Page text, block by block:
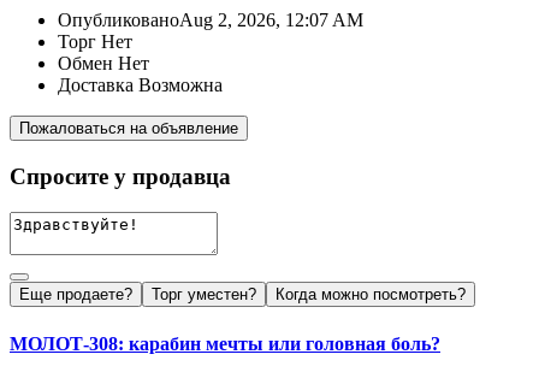
ОпубликованоAug 2, 2026, 12:07 AM
Торг Нет
Обмен Нет
Доставка Возможна
Пожаловаться на объявление
Спросите у продавца
Еще продаете? Торг уместен? Когда можно посмотреть?
МОЛОТ-308: карабин мечты или головная боль?